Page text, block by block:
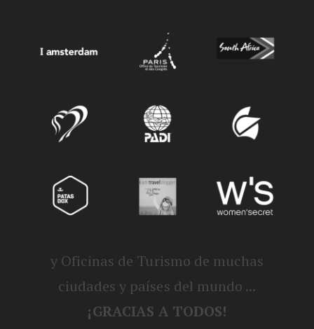
y Oficinas de Turismo de muchas
ciudades y países del mundo ...
¡GRACIAS A TODOS!